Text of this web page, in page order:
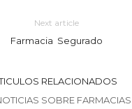
Next article
Farmacia Segurado
RELACIONADOS
SOBRE FARMACIAS